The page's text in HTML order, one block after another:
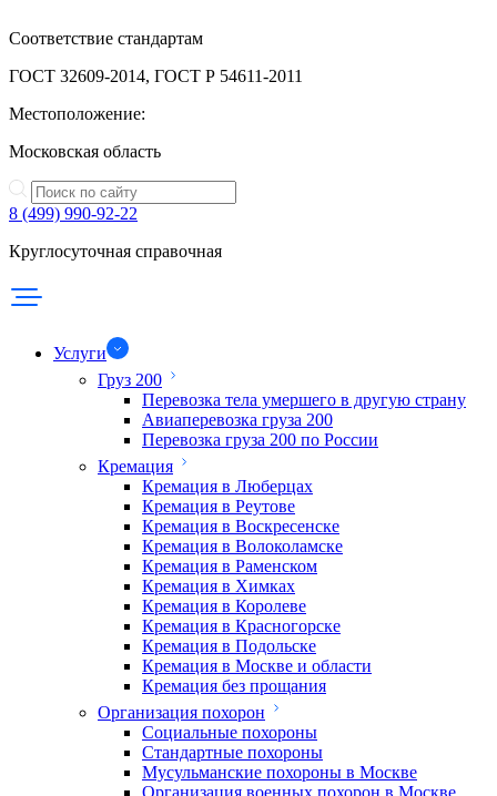
Соответствие стандартам
ГОСТ 32609-2014, ГОСТ Р 54611-2011
Местоположение:
Московская область
8 (499) 990-92-22
Круглосуточная справочная
Услуги
Груз 200
Перевозка тела умершего в другую страну
Авиаперевозка груза 200
Перевозка груза 200 по России
Кремация
Кремация в Люберцах
Кремация в Реутове
Кремация в Воскресенске
Кремация в Волоколамске
Кремация в Раменском
Кремация в Химках
Кремация в Королеве
Кремация в Красногорске
Кремация в Подольске
Кремация в Москве и области
Кремация без прощания
Организация похорон
Социальные похороны
Стандартные похороны
Мусульманские похороны в Москве
Организация военных похорон в Москве